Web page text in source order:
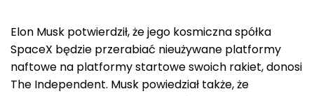
Elon Musk potwierdził, że jego kosmiczna spółka
SpaceX będzie przerabiać nieużywane platformy
naftowe na platformy startowe swoich rakiet, donosi
The Independent. Musk powiedział także, że